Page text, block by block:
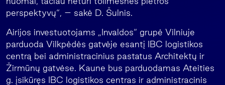
perspektyvų“, – sakė D. Šulnis.
Airijos investuotojams „Invaldos“ grupė Vilniuje
parduoda Vilkpėdės gatvėje esantį IBC logistikos
centrą bei administracinius pastatus Architektų ir
Žirmūnų gatvėse. Kaune bus parduodamas Ateities
g. įsikūręs IBC logistikos centras ir administracinis